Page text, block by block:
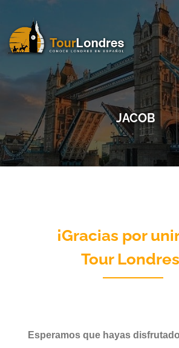
JACOB
¡Gracias por
Tour
Esperamos que hayas